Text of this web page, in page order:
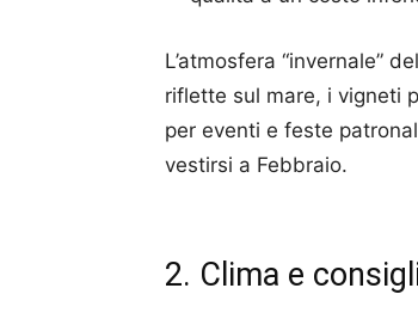
L’atmosfera “invernale”
riflette sul mare, i vigneti
per eventi e feste
vestirsi a Febbraio.
2. Clima e